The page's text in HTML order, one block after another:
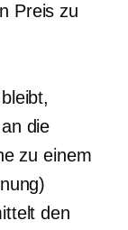
Preis zu
die
zu einem
den